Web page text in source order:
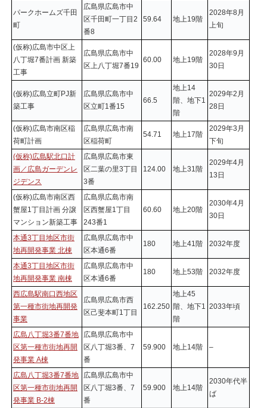
パークホームズ千田
町
広島県広島市中
区千田町一丁目2
番8
59.64 地上19階
2028年8月
上旬
(仮称)広島市中区上
八丁堀7番計画 新築
工事
広島県広島市中
区上八丁堀7番19
60.00 地上19階
2028年9月
30日
(仮称)広島立町PJ新
築工事
広島県広島市中
区立町1番15
66.5
地上14
階、地下1
階
2029年2月
28日
(仮称)広島市南区稲
荷町計画
広島県広島市南
区稲荷町
54.71 地上17階
2029年3月
下旬
(仮称)広島駅北口計
画／広島ガーデンレ
ジデンス
広島県広島市東
区二葉の里3丁目
3番
124.00 地上31階
2029年4月
13日
(仮称)広島市南区西
蟹屋1丁目計画 分譲
マンション新築工事
広島県広島市南
区西蟹屋1丁目
243番1
60.60 地上20階
2030年4月
30日
本通3丁目地区市街
地再開発事業 北棟
広島県広島市中
区本通6番
180 地上41階 2032年度
本通3丁目地区市街
地再開発事業 南棟
広島県広島市中
区本通6番
180 地上53階 2032年度
西広島駅南口西地区
第一種市街地再開発
事業
広島県広島市西
区己斐本町1丁目
162.250
地上45
階、地下1
階
2033年頃
広島八丁堀3番7番地
区第一種市街地再開
発事業 A棟
広島県広島市中
区八丁堀3番、7
番
59.900 地上14階 –
広島八丁堀3番7番地
区第一種市街地再開
発事業 B-2棟
広島県広島市中
区八丁堀3番、7
番
59.900 地上14階
2030年代半
ば